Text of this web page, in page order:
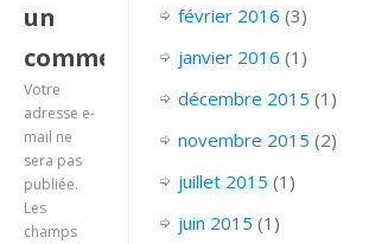
un
commentaire
Votre
adresse e-
mail ne
sera pas
publiée.
Les
champs
février 2016 (3)
janvier 2016 (1)
décembre 2015 (1)
novembre 2015 (2)
juillet 2015 (1)
juin 2015 (1)